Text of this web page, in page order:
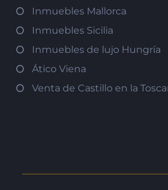
Inmuebles Mallorca
Inmuebles Sicilia
Inmuebles de lujo Hungría
Ático Viena
Venta de Castillo en la